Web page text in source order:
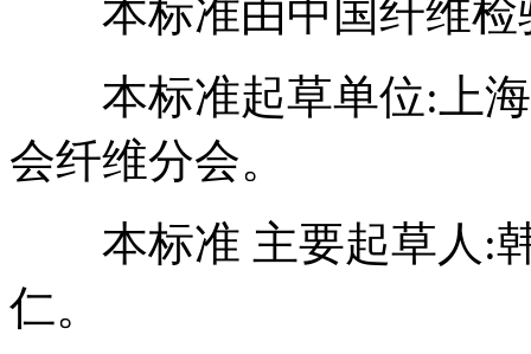
本标准由中国纤维检
本标准起草单位:上海
会纤维分会。
本标准 主要起草人:韩
仁。